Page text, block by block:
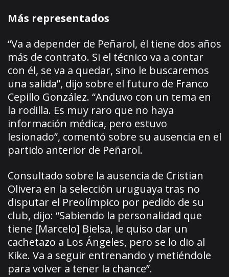
Más representados
“Va a depender de Peñarol, él tiene dos años
más de contrato. Si el técnico va a contar
con él, se va a quedar, sino le buscaremos
una salida”, dijo sobre el futuro de Franco
Cepillo González. “Anduvo con un tema en
la rodilla. Es muy raro que no haya
información médica, pero estuvo
lesionado”, comentó sobre su ausencia en el
partido anterior de Peñarol.
Consultado sobre la ausencia de Cristian
Olivera en la selección uruguaya tras no
disputar el Preolímpico por pedido de su
club, dijo: “Sabiendo la personalidad que
tiene [Marcelo] Bielsa, le quiso dar un
cachetazo a Los Ángeles, pero se lo dio al
Kike. Va a seguir entrenando y metiéndole
para volver a tener la chance”.